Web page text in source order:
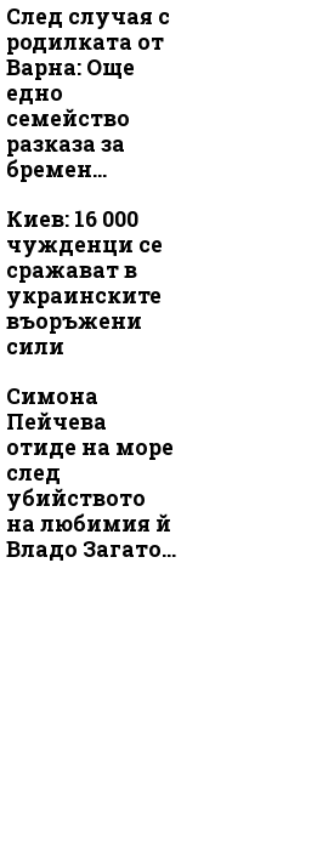
След случая с
родилката от
Варна: Още
едно
семейство
разказа за
бремен...
Киев: 16 000
чужденци се
сражават в
украинските
въоръжени
сили
Симона
Пейчева
отиде на море
след
убийството
на любимия й
Владо Загато...